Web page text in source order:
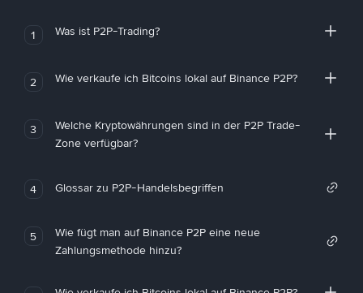
1 Was ist P2P-Trading?
2 Wie verkaufe ich Bitcoins lokal auf Binance P2P?
3
Welche Kryptowährungen sind in der P2P Trade-
Zone verfügbar?
4 Glossar zu P2P-Handelsbegriffen
5
Wie fügt man auf Binance P2P eine neue
Zahlungsmethode hinzu?